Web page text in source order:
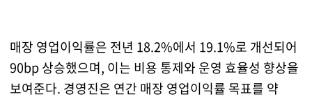
매장 영업이익률은 전년 18.2%에서 19.1%로 개선되어
90bp 상승했으며, 이는 비용 통제와 운영 효율성 향상을
보여준다. 경영진은 연간 매장 영업이익률 목표를 약